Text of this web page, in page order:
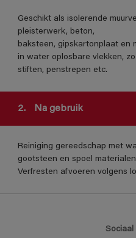
Geschikt als isolerende
pleisterwerk, beton,
baksteen, gipskartonplaat en
in water oplosbare vlekken,
stiften, penstrepen etc.
2. Na gebruik
Reiniging gereedschap met
gootsteen en spoel
Verfresten afvoeren volgens
Sociaal